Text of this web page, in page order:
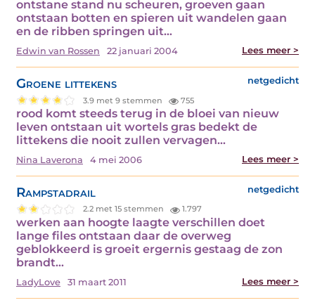
ontstane stand nu scheuren, groeven gaan
ontstaan botten en spieren uit wandelen gaan
en de ribben springen uit…
Edwin van Rossen 22 januari 2004 Lees meer >
Groene littekens netgedicht
3.9 met 9 stemmen 755
rood komt steeds terug in de bloei van nieuw
leven ontstaan uit wortels gras bedekt de
littekens die nooit zullen vervagen…
Nina Laverona 4 mei 2006 Lees meer >
Rampstadrail netgedicht
2.2 met 15 stemmen 1.797
werken aan hoogte laagte verschillen doet
lange files ontstaan daar de overweg
geblokkeerd is groeit ergernis gestaag de zon
brandt…
LadyLove 31 maart 2011 Lees meer >